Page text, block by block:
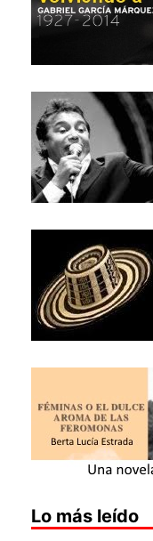
Lo más leído